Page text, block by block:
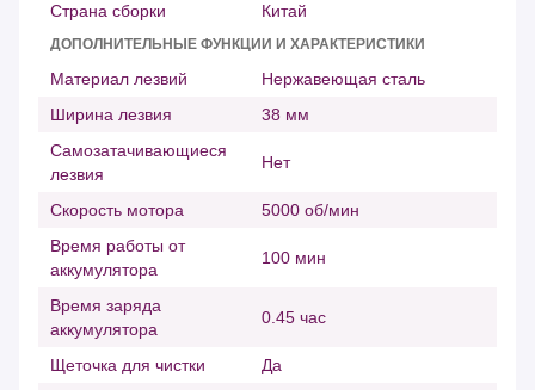
Страна сборки
Китай
ДОПОЛНИТЕЛЬНЫЕ ФУНКЦИИ И ХАРАКТЕРИСТИКИ
Материал лезвий
Нержавеющая сталь
Ширина лезвия
38 мм
Самозатачивающиеся
лезвия
Нет
Скорость мотора
5000 об/мин
Время работы от
аккумулятора
100 мин
Время заряда
аккумулятора
0.45 час
Щеточка для чистки
Да